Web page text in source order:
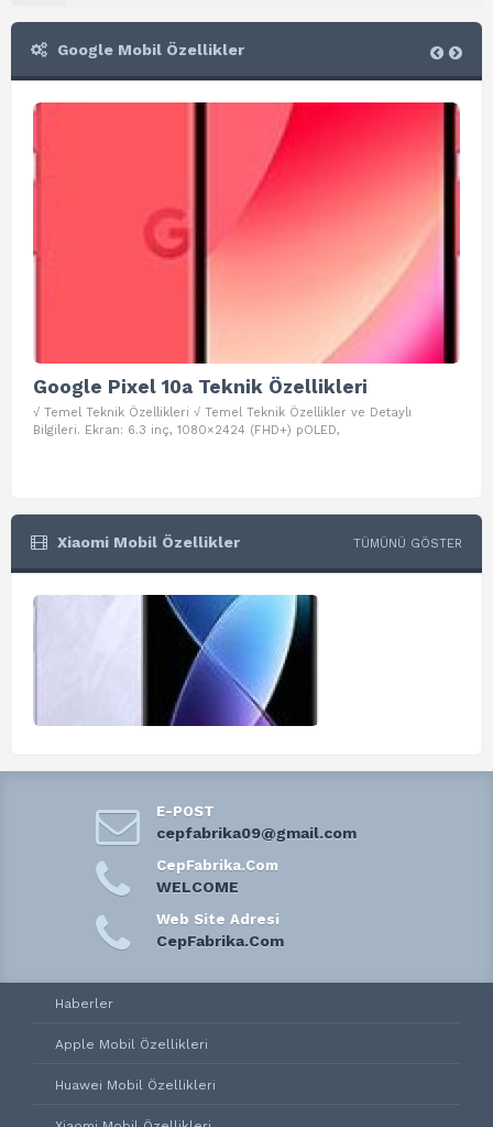
Google Mobil Özellikler
Google Pixel 10a Teknik Özellikleri
√ Temel Teknik Özellikleri √ Temel Teknik Özellikler ve Detaylı
Bilgileri. Ekran: 6.3 inç, 1080×2424 (FHD+) pOLED,
Xiaomi Mobil Özellikler TÜMÜNÜ GÖSTER
E-POST
cepfabrika09@gmail.com
CepFabrika.Com
WELCOME
Web Site Adresi
CepFabrika.Com
Haberler
Apple Mobil Özellikleri
Huawei Mobil Özellikleri